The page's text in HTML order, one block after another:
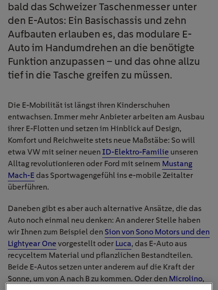
bald das Schweizer Taschenmesser unter
den E-Autos: Ein Basischassis und zehn
Aufbauten erlauben es, das modulare E-
Auto im Handumdrehen an die benötigte
Funktion anzupassen – und das ohne allzu
tief in die Tasche greifen zu müssen.
Die E-Mobilität ist längst ihren Kinderschuhen
entwachsen. Immer mehr Anbieter arbeiten am Ausbau
ihrer E-Flotten und setzen im Hinblick auf Design,
Komfort und Reichweite stets neue Maßstäbe: So will
etwa VW mit seiner neuen ID-Elektro-Familie unseren
Alltag revolutionieren oder Ford mit seinem Mustang
Mach-E das Sportwagengefühl ins e-mobile Zeitalter
überführen.
Daneben gibt es aber auch alternative Ansätze, die das
Auto noch einmal neu denken: An anderer Stelle haben
wir Ihnen zum Beispiel den Sion von Sono Motors und den
Lightyear One vorgestellt oder Luca, das E-Auto aus
recyceltem Material und pflanzlichen Bestandteilen.
Beide E-Autos setzen unter anderem auf die Kraft der
Sonne, um von A nach B zu kommen. Oder den Microlino,